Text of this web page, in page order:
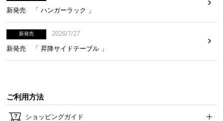
新発売 「 ハンガーラック 」
新発売
2026/7/27
新発売 「 昇降サイドテーブル 」
ご利用方法
ショッピングガイド